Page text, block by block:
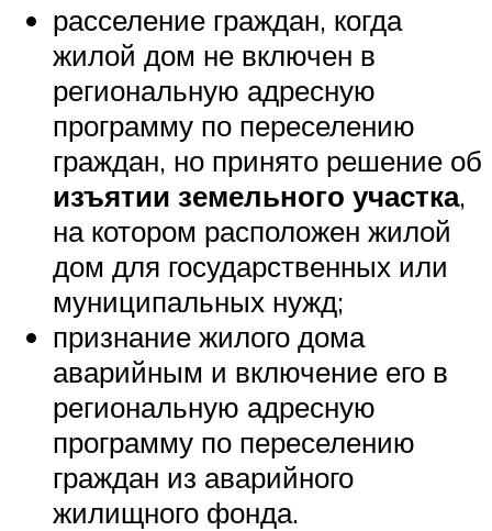
расселение граждан, когда
жилой дом не включен в
региональную адресную
программу по переселению
граждан, но принято решение об
изъятии земельного участка,
на котором расположен жилой
дом для государственных или
муниципальных нужд;
признание жилого дома
аварийным и включение его в
региональную адресную
программу по переселению
граждан из аварийного
жилищного фонда.